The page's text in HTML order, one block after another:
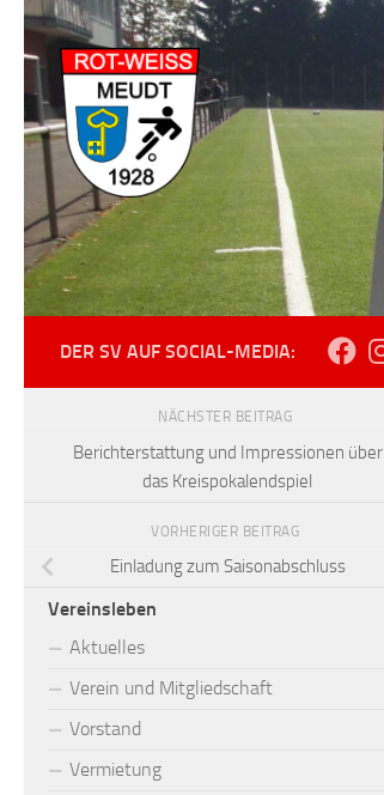
Zum Inhalt springen
DER SV AUF SOCIAL-MEDIA:
NÄCHSTER BEITRAG
Berichterstattung und Impressionen über
das Kreispokalendspiel
VORHERIGER BEITRAG
Einladung zum Saisonabschluss
Vereinsleben
Aktuelles
Verein und Mitgliedschaft
Vorstand
Vermietung